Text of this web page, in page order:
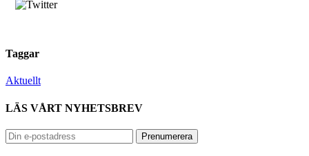
Taggar
Aktuellt
LÄS VÅRT NYHETSBREV